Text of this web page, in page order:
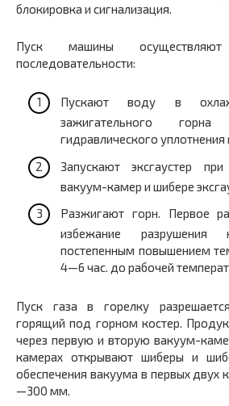
блокировка и сигнализация.
Пуск машины
последовательности:
Пускают воду в
зажигательного
гидравлического уплотнения
Запускают эксгаустер
вакуум-камер и шибере
Разжигают горн. Первое
избежание
постепенным повышением
4—6 час. до рабочей
Пуск газа в горелку
горящий под горном костер.
через первую и вторую вакуум-
камерах открывают шиберы и
обеспечения вакуума в первых двух
—300 мм.